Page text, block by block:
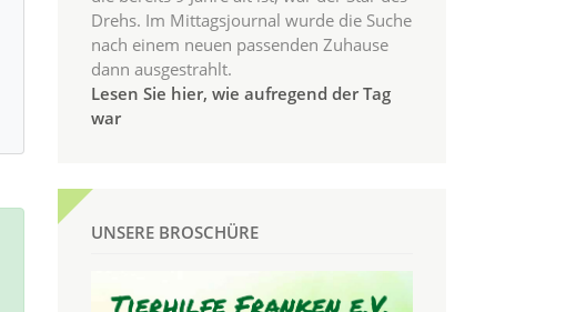
Drehs. Im Mittagsjournal wurde die Suche
nach einem neuen passenden Zuhause
dann ausgestrahlt.
Lesen Sie hier, wie aufregend der Tag
war
UNSERE BROSCHÜRE